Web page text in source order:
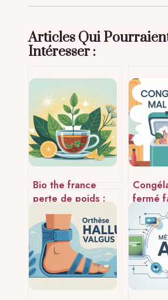
Articles Qui
Intéresser :
Bio the france
perte de poids :
bienfaits, limites et
précautions
fermé
jeter :